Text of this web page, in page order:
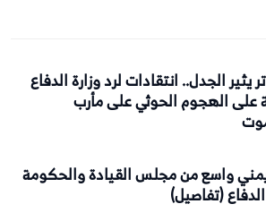
يثير الجدل.. انتقادات لرد وزارة الدفاع
على الهجوم الحوثي على مأرب
واسع من مجلس القيادة والحكومة
(تفاصيل)